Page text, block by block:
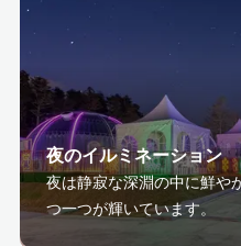
夜のイルミネーション
夜は静寂な深淵の中に鮮や
つ一つが輝いています。